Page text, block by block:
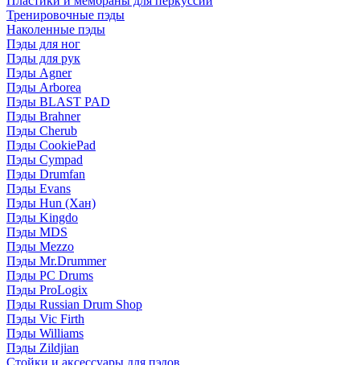
Тренировочные пэды
Наколенные пэды
Пэды для ног
Пэды для рук
Пэды Agner
Пэды Arborea
Пэды BLAST PAD
Пэды Brahner
Пэды Cherub
Пэды CookiePad
Пэды Cympad
Пэды Drumfan
Пэды Evans
Пэды Hun (Хан)
Пэды Kingdo
Пэды MDS
Пэды Mezzo
Пэды Mr.Drummer
Пэды PC Drums
Пэды ProLogix
Пэды Russian Drum Shop
Пэды Vic Firth
Пэды Williams
Пэды Zildjian
Стойки и аксессуары для пэдов